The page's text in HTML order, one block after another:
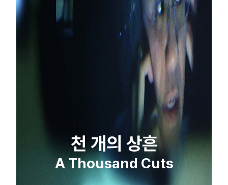
천 개의 상흔
A Thousand Cuts